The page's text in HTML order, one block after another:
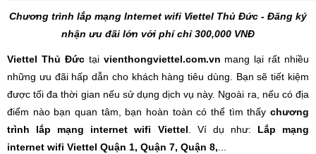
Chương trình lắp mạng Internet wifi Viettel Thủ Đức - Đăng ký
nhận ưu đãi lớn với phí chỉ 300,000 VNĐ
Viettel Thủ Đứctại vienthongviettel.com.vn mang lại rất nhiều
những ưu đãi hấp dẫn cho khách hàng tiêu dùng. Bạn sẽ tiết kiệm
được tối đa thời gian nếu sử dụng dịch vụ này. Ngoài ra, nếu có địa
điểm nào bạn quan tâm, bạn hoàn toàn có thể tìm thấy chương
trình lắp mạng internet wifi Viettel . Ví dụ như: Lắp mạng
internet wifi Viettel Quận 1, Quận 7, Quận 8,